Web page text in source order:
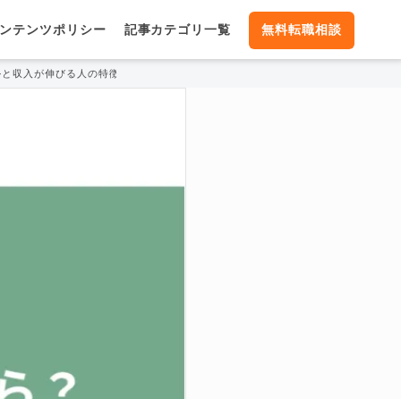
テンツポリシー 記事カテゴリ一覧 無料転職相談
収入が伸びる人の特徴